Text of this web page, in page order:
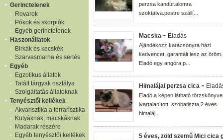
Gerinctelenek
Rovarok
Pókok és skorpiók
Egyéb gerinctelenek
Haszonállatok
Birkák és kecskék
Szarvasmarha és sertés
Egyéb
Egzotikus állatok
Talált tárgyak osztálya
Szolgáltatás állatoknak
Tenyésztői kellékek
Akvarisztika a terrarisztika
Kutyáknak, macskáknak
Madarak részére
Egyéb tenyésztői kellékek
perzsa kandúr.alomra
szoktatva.pestre szállí...
Macska - Eladás
Ajándékozz karácsonyra házi
kedvencet, garantált lesz az öröm.
Eladó egy angóra p...
Himalájai perzsa cica -
Eladó a képen látható
ivartalanított, szobatiszta,2 éves
himaláj...
5 éves, zöld szemű Mici cica